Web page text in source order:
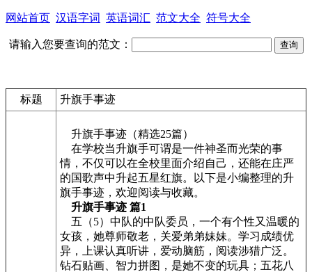
网站首页 汉语字词 英语词汇 范文大全 符号大全
请输入您要查询的范文：
标题 升旗手事迹
升旗手事迹（精选25篇）
在学校当升旗手可谓是一件神圣而光荣的事
情，不仅可以在全校里面介绍自己，还能在庄严
的国歌声中升起五星红旗。以下是小编整理的升
旗手事迹，欢迎阅读与收藏。
升旗手事迹 篇1
五（5）中队的中队委员，一个有个性又温暖的
女孩，她尊师敬老，关爱弟弟妹妹。学习成绩优
异，上课认真听讲，爱动脑筋，阅读涉猎广泛。
钻石贴画、智力拼图，是她不变的玩具；五花八